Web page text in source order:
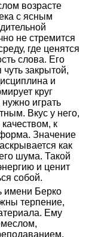
возрасте
с ясным
не стремится
где ценятся
слова. Его
закрытой,
и
круг
играть
Вкус у него,
качеством, к
Значение
как
шума. Такой
и ценит
собой.
имени Берко
терпение,
Ему